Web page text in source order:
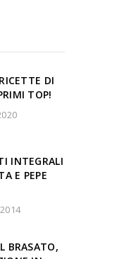
DI
TOP!
INTEGRALI
E PEPE
BRASATO,